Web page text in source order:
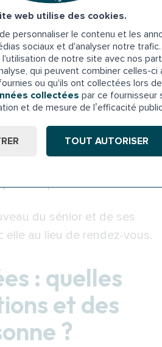
web utilise des cookies.
personnaliser le contenu et les
sociaux et d'analyser notre
de notre site avec nos
qui peuvent combiner celles-ci
ou qu'ils ont collectées lors
collectées par ce fournisseur
et de mesure de l’efficacité
TOUT AUTORISER
payante plus complète
de 60 ans ou plus, ou
que, sur réservation des
se rend à son domicile.
du sénior
de sécurité qui
Il accompagne la personne
place dans le train.
du sénior et de ses
au lieu de rendez-vous.
: quelles
et des
?